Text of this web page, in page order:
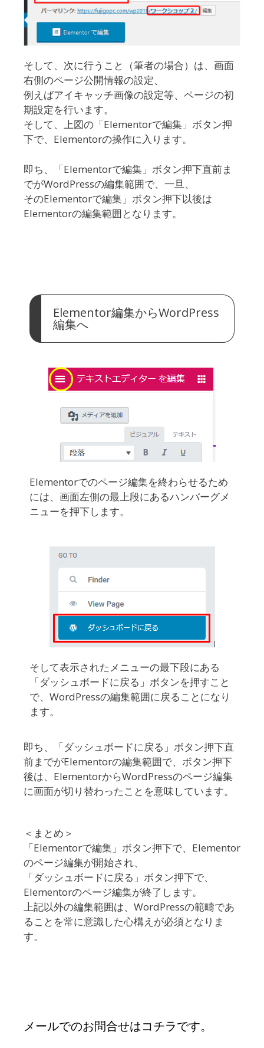
そして、次に行うこと（筆者の場合）は、画面
右側のページ公開情報の設定、
例えばアイキャッチ画像の設定等、ページの初
期設定を行います。
そして、上図の「Elementorで編集」ボタン押
下で、Elementorの操作に入ります。
即ち、「Elementorで編集」ボタン押下直前ま
でがWordPressの編集範囲で、一旦、
そのElementorで編集」ボタン押下以後は
Elementorの編集範囲となります。
Elementor編集からWordPress
編集へ
Elementorでのページ編集を終わらせるため
には、画面左側の最上段にあるハンバーグメ
ニューを押下します。
そして表示されたメニューの最下段にある
「ダッシュボードに戻る」ボタンを押すこと
で、WordPressの編集範囲に戻ることになり
ます。
即ち、「ダッシュボードに戻る」ボタン押下直
前までがElementorの編集範囲で、ボタン押下
後は、ElementorからWordPressのページ編集
に画面が切り替わったことを意味しています。
＜まとめ＞
「Elementorで編集」ボタン押下で、Elementor
のページ編集が開始され、
「ダッシュボードに戻る」ボタン押下で、
Elementorのページ編集が終了します。
上記以外の編集範囲は、WordPressの範疇であ
ることを常に意識した心構えが必須となりま
す。
メールでのお問合せはコチラです。